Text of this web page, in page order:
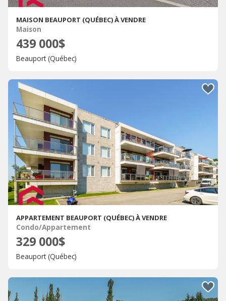
MAISON BEAUPORT (QUÉBEC) À VENDRE
Maison
439 000$
Beauport (Québec)
APPARTEMENT BEAUPORT (QUÉBEC) À VENDRE
Condo/Appartement
329 000$
Beauport (Québec)